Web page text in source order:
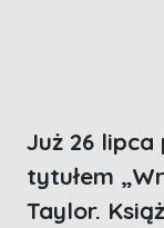
Już 26
tytułem
Taylor.